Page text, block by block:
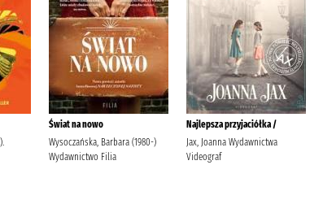
Świat na nowo
Wysoczańska, Barbara (1980-)
Wydawnictwo Filia
Najlepsza przyjaciółka /
Jax, Joanna Wydawnictwa
Videograf